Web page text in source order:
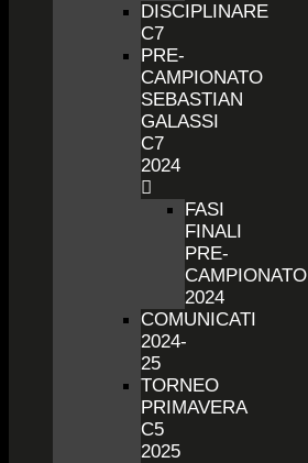
DISCIPLINARE
C7
PRE-
CAMPIONATO
SEBASTIAN
GALASSI
C7
2024
FASI
FINALI
PRE-
CAMPIONATO
2024
COMUNICATI
2024-
25
TORNEO
PRIMAVERA
C5
2025